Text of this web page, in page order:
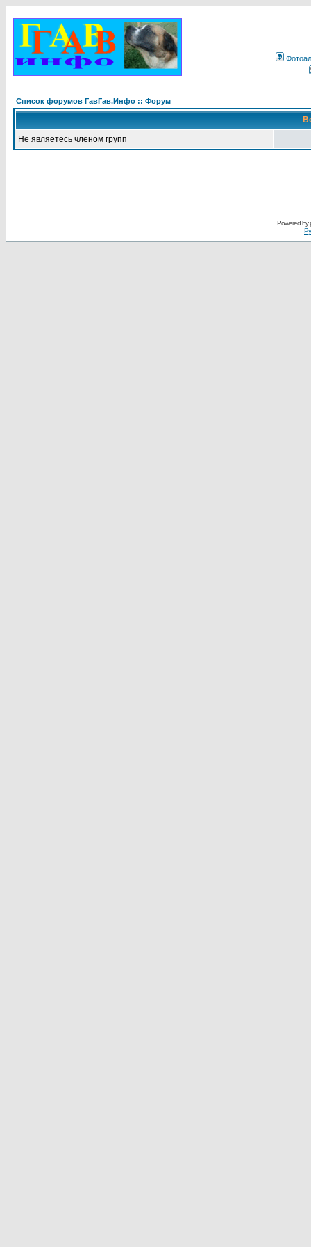
Список форумов ГавГав.Инфо :: Форум
Не являетесь членом групп
Powered by